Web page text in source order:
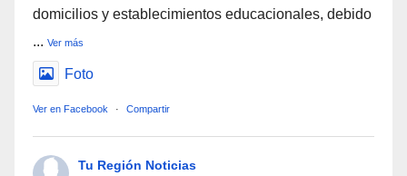
domicilios y establecimientos educacionales, debido
... Ver más
Foto
Ver en Facebook · Compartir
Tu Región Noticias